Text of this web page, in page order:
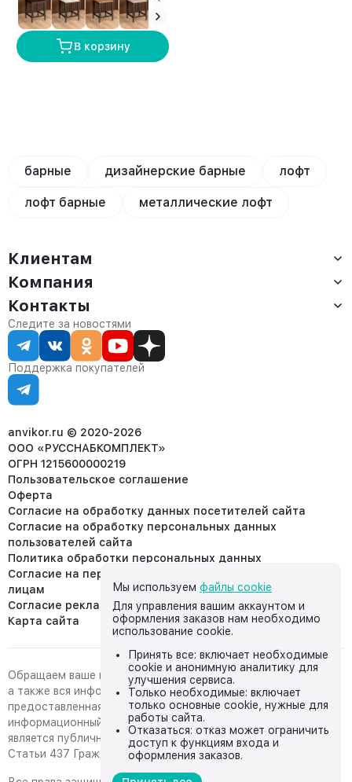
В корзину
барные дизайнерские барные лофт
лофт барные металлические лофт
Клиентам
Доставка
Оплата
Сервис
Статус заказа
Статьи
Компания
О компании
Контакты
Партнёрам
Контакты
Отдел продаж:
8 (800) 234-22-62
corp@anvikor.ru
Ежедневно, с 7:00-19:00 (МСК)
Отдел рекламации:
8 (953) 455-25-61
Следите за новостями
Поддержка покупателей
anvikor.ru © 2020-2026
ООО «РУССНАБКОМПЛЕКТ»
ОГРН 1215600000219
Пользовательское соглашение
Оферта
Согласие на обработку данных посетителей сайта
Согласие на обработку персональных данных
пользователей сайта
Политика обработки персональных данных
Согласие на передачу персональных данных третьим
лицам
Согласие реклама
Карта сайта
Обращаем ваше внимание на то, что данный интернет-сайт,
а также вся информация о товарах и ценах,
предоставленная на нём, носит исключительно
информационный характер и ни при каких условиях не
является публичной офертой, определяемой положениями
Статьи 437 Гражданского кодекса Российской Федерации.
Мы используем файлы cookie
Для управления вашим аккаунтом и
оформления заказов нам необходимо
использование cookie.
Принять все: включает необходимые
cookie и анонимную аналитику для
улучшения сервиса.
Только необходимые: включает
только основные cookie, нужные для
работы сайта.
Отказаться: отказ может ограничить
доступ к функциям входа и
оформления заказов.